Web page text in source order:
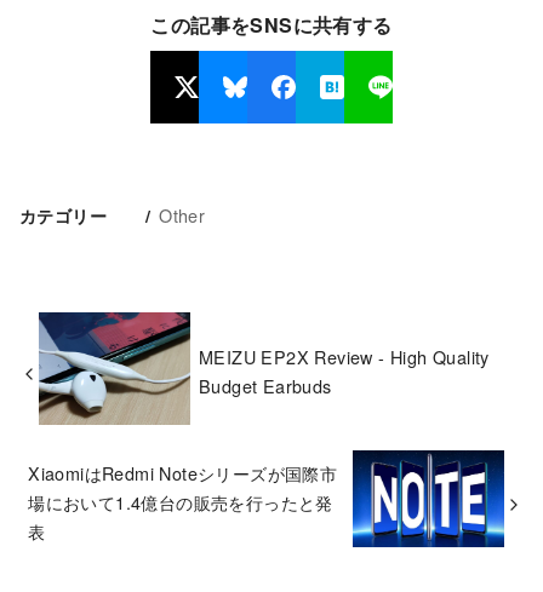
この記事をSNSに共有する
カテゴリー Other
MEIZU EP2X Review - High Quality
Budget Earbuds
XiaomiはRedmi Noteシリーズが国際市
場において1.4億台の販売を行ったと発
表